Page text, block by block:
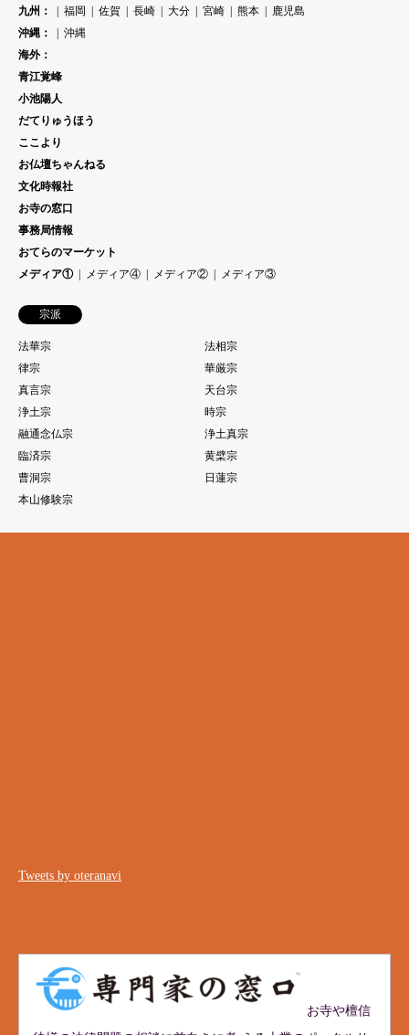
九州：
福岡 佐賀 長崎 大分 宮崎 熊本
鹿児島
沖縄：
沖縄
海外：
青江覚峰
小池陽人
だてりゅうほう
ここより
お仏壇ちゃんねる
文化時報社
お寺の窓口
事務局情報
おてらのマーケット
メディア①
メディア④ メディア② メディア③
宗派
法華宗
法相宗
律宗
華厳宗
真言宗
天台宗
浄土宗
時宗
融通念仏宗
浄土真宗
臨済宗
黄檗宗
曹洞宗
日蓮宗
本山修験宗
Tweets by oteranavi
お寺や檀信